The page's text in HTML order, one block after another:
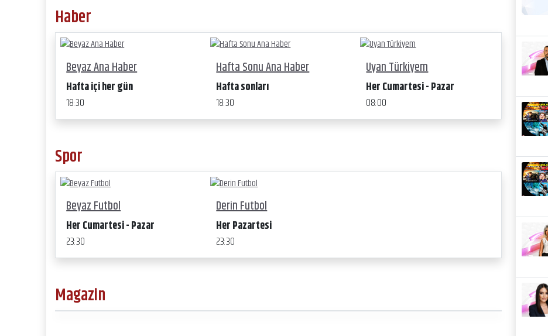
Haber
Beyaz Ana Haber
Hafta içi her gün
18:30
Hafta Sonu Ana Haber
Hafta sonları
18:30
Uyan Türkiyem
Her Cumartesi - Pazar
08:00
Spor
Beyaz Futbol
Her Cumartesi - Pazar
23:30
Derin Futbol
Her Pazartesi
23:30
Magazin